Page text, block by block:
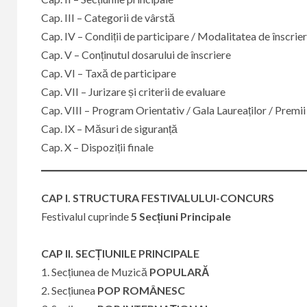
Cap. III – Categorii de vârstă
Cap. IV – Condiții de participare / Modalitatea de
​Cap. V – Conținutul dosarului de înscriere
Cap. VI – Taxă de participare
​Cap. VII – Jurizare și criterii de evaluare
Cap. VIII – Program Orientativ / Gala Laureaților / Premii
Cap. IX – Măsuri de siguranță
Cap. X – Dispoziții finale
CAP I. STRUCTURA FESTIVALULUI-CONCURS
Festivalul cuprinde 5 Secțiuni Principale
CAP II. SECȚIUNILE PRINCIPALE
1. Secțiunea de Muzică POPULARĂ
2. Secțiunea POP ROMÂNESC